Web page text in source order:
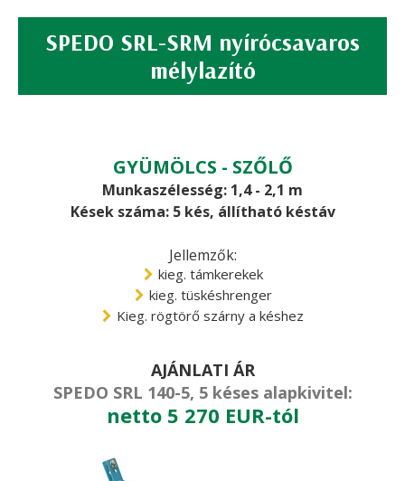
SPEDO SRL-SRM nyírócsavaros
mélylazító
GYÜMÖLCS - SZŐLŐ
Munkaszélesség: 1,4 - 2,1 m
Kések száma: 5 kés, állítható késtáv
Jellemzők:
kieg. támkerekek
kieg. tüskéshrenger
Kieg. rögtörő szárny a késhez
AJÁNLATI ÁR
SPEDO SRL 140-5, 5 késes alapkivitel:
netto 5 270 EUR-tól